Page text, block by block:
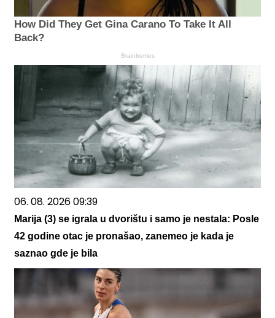
How Did They Get Gina Carano To Take It All
Back?
Brainberries
06. 08. 2026 09:39
Marija (3) se igrala u dvorištu i samo je nestala: Posle
42 godine otac je pronašao, zanemeo je kada je
saznao gde je bila